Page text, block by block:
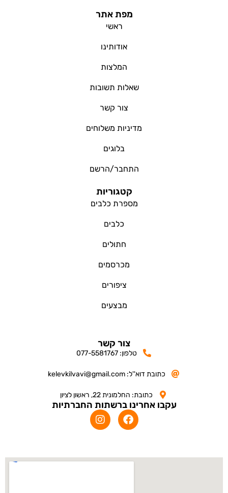
צור קשר
טלפון: 077-5581767
כתובת דוא''ל: kelevkilvavi@gmail.com
כתובת: החלמונית 22, ראשון לציון
עקבו אחרינו ברשתות החברתיות
קטגוריות
מספרת כלבים
כלבים
חתולים
מכרסמים
ציפורים
מבצעים
מפת אתר
ראשי
אודותינו
המלצות
שאלות תשובות
צור קשר
מדיניות משלוחים
בלוגים
התחבר/הרשם